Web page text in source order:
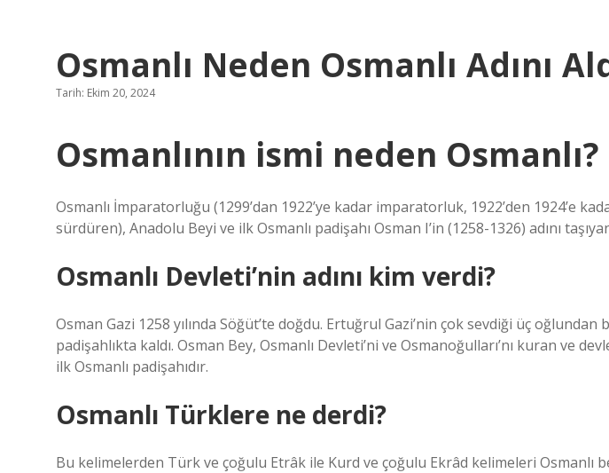
Osmanlı Neden Osmanlı Adını
Tarih: Ekim 20, 2024
Osmanlının ismi neden Osmanlı?
Osmanlı İmparatorluğu (1299’dan 1922’ye kadar imparatorluk, 1922’den 1924’e
sürdüren), Anadolu Beyi ve ilk Osmanlı padişahı Osman I’in (1258-1326) adını
Osmanlı Devleti’nin adını kim verdi?
Osman Gazi 1258 yılında Söğüt’te doğdu. Ertuğrul Gazi’nin çok sevdiği üç oğlundan
padişahlıkta kaldı. Osman Bey, Osmanlı Devleti’ni ve Osmanoğulları’nı kuran ve
ilk Osmanlı padişahıdır.
Osmanlı Türklere ne derdi?
Bu kelimelerden Türk ve çoğulu Etrâk ile Kurd ve çoğulu Ekrâd kelimeleri Osmanlı